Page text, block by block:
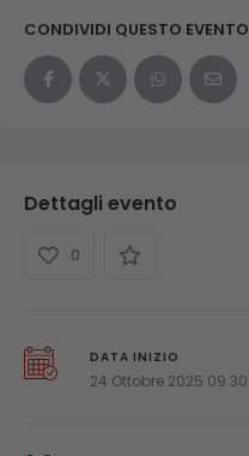
CONDIVIDI QUESTO EVENTO
Dettagli evento
0
DATA INIZIO
24 Ottobre 2025 09:30